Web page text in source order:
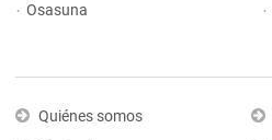
Osasuna
Quiénes somos